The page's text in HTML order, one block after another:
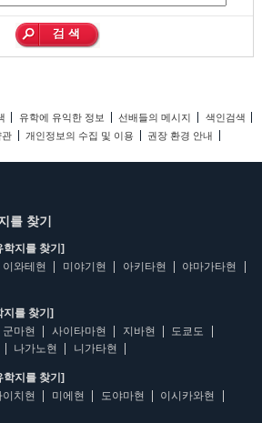
유학에 유익한 정보 선배들의 메시지
색인검색
관 개인정보의 수집 및 이용 권장 환경 안내
를 찾기
학지를 찾기]
이와테현 미야기현 아키타현
야마가타현
지를 찾기]
군마현 사이타마현 지바현
도쿄도
나가노현 니가타현
학지를 찾기]
이치현 미에현 도야마현
이시카와현